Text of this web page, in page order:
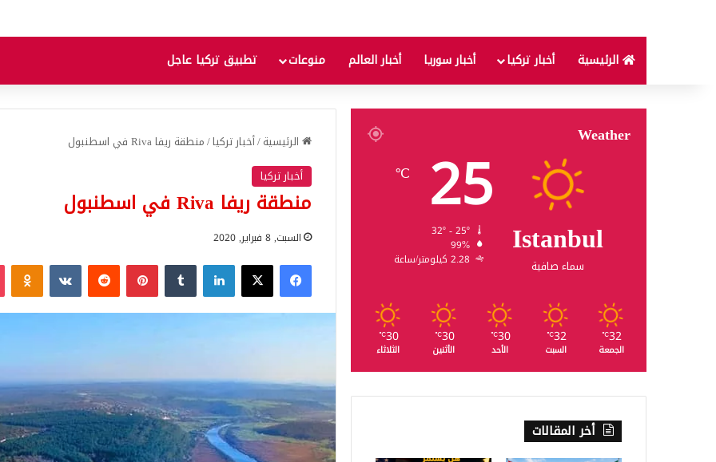
الرئيسية أخبار تركيا أخبار سوريا أخبار العالم منوعات تطبيق تركيا عاجل
الرئيسية/أخبار تركيا/منطقة ريفا Riva في اسطنبول
أخبار تركيا
منطقة ريفا Riva في اسطنبول
السبت, 8 فبراير, 2020
فيسبوك‫X لينكدإن بينتيريست
Weather
Istanbul
سماء صافية
25
℃
99%
2.28 كيلومتر/ساعة
32
℃
الجمعة
32
℃
السبت
30
℃
الأحد
30
℃
الأثنين
30
℃
الثلاثاء
أخر المقالات